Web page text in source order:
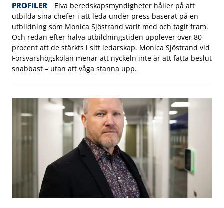
PROFILER
Elva beredskapsmyndigheter håller på att
utbilda sina chefer i att leda under press baserat på en
utbildning som Monica Sjöstrand varit med och tagit fram.
Och redan efter halva utbildningstiden upplever över 80
procent att de stärkts i sitt ledarskap. Monica Sjöstrand vid
Försvarshögskolan menar att nyckeln inte är att fatta beslut
snabbast – utan att våga stanna upp.